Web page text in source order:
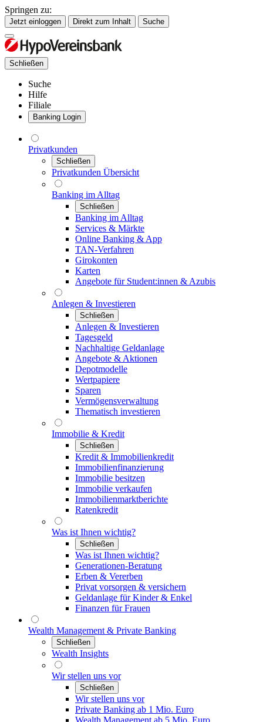
Springen zu:
Jetzt einloggen Direkt zum Inhalt Suche
Schließen
Suche
Hilfe
Filiale
Banking Login
Privatkunden
Schließen
Privatkunden Übersicht
Banking im Alltag
Schließen
Banking im Alltag
Services & Märkte
Online Banking & App
TAN-Verfahren
Girokonten
Karten
Angebote für Student:innen & Azubis
Anlegen & Investieren
Schließen
Anlegen & Investieren
Tagesgeld
Nachhaltige Geldanlage
Angebote & Aktionen
Depotmodelle
Wertpapiere
Sparen
Vermögensverwaltung
Thematisch investieren
Immobilie & Kredit
Schließen
Kredit & Immobilienkredit
Immobilienfinanzierung
Immobilie besitzen
Immobilie verkaufen
Immobilienmarktberichte
Ratenkredit
Was ist Ihnen wichtig?
Schließen
Was ist Ihnen wichtig?
Generationen-Beratung
Erben & Vererben
Privat vorsorgen & versichern
Geldanlage für Kinder & Enkel
Finanzen für Frauen
Wealth Management & Private Banking
Schließen
Wealth Insights
Wir stellen uns vor
Schließen
Wir stellen uns vor
Private Banking ab 1 Mio. Euro
Wealth Management ab 5 Mio. Euro